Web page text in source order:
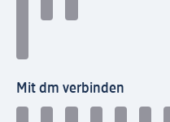
Mit dm verbinden